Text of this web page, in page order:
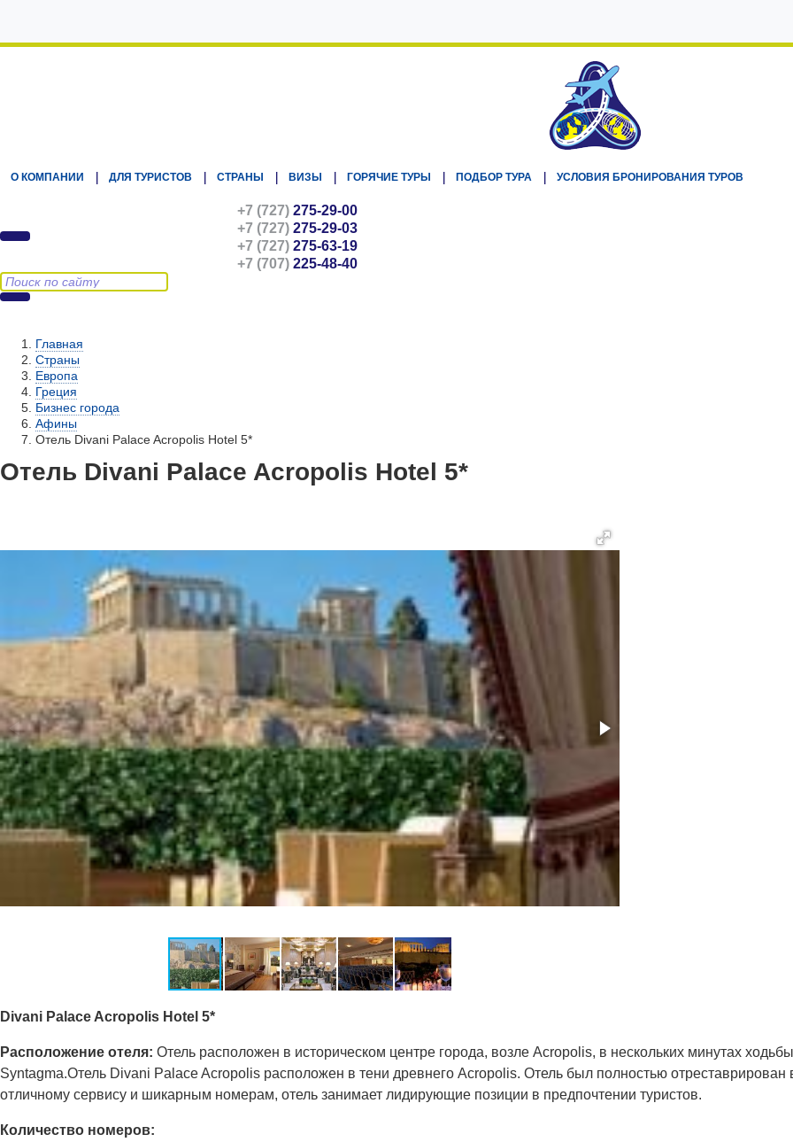
О КОМПАНИИ ДЛЯ ТУРИСТОВ СТРАНЫ ВИЗЫ ГОРЯЧИЕ ТУРЫ ПОДБОР ТУРА УСЛОВИЯ БРОНИРОВАНИЯ ТУРОВ
+7 (727) 275-29-00
+7 (727) 275-29-03
+7 (727) 275-63-19
+7 (707) 225-48-40
Главная
Страны
Европа
Греция
Бизнес города
Афины
Отель Divani Palace Acropolis Hotel 5*
Отель Divani Palace Acropolis Hotel 5*
Divani Palace Acropolis Hotel 5*
Расположение отеля: Отель расположен в историческом центре города, возле Acropolis, в нескольких минутах
Syntagma.Отель Divani Palace Acropolis расположен в тени древнего Acropolis. Отель был полностью
отличному сервису и шикарным номерам, отель занимает лидирующие позиции в предпочтении туристов.
Количество номеров: